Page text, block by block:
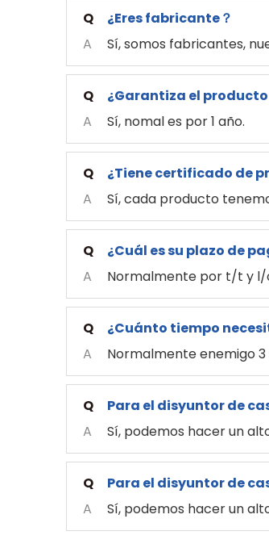
Q
¿Eres fabricante？
A
Sí, somos fabricantes,
Q
¿Garantiza el producto
A
Sí, nomal es por 1 año.
Q
¿Tiene certificado de
A
Sí, cada producto
Q
¿Cuál es su plazo de
A
Normalmente por t/t y l/
Q
¿Cuánto tiempo
A
Normalmente enemigo 3
Q
Para el disyuntor de
A
Sí, podemos hacer un
Q
Para el disyuntor de
A
Sí, podemos hacer un